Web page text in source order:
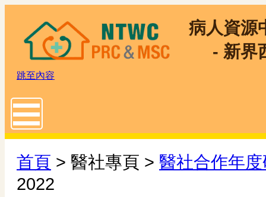
病人資源
- 新界
跳至內容
首頁 > 醫社專頁 > 醫社合作年
2022